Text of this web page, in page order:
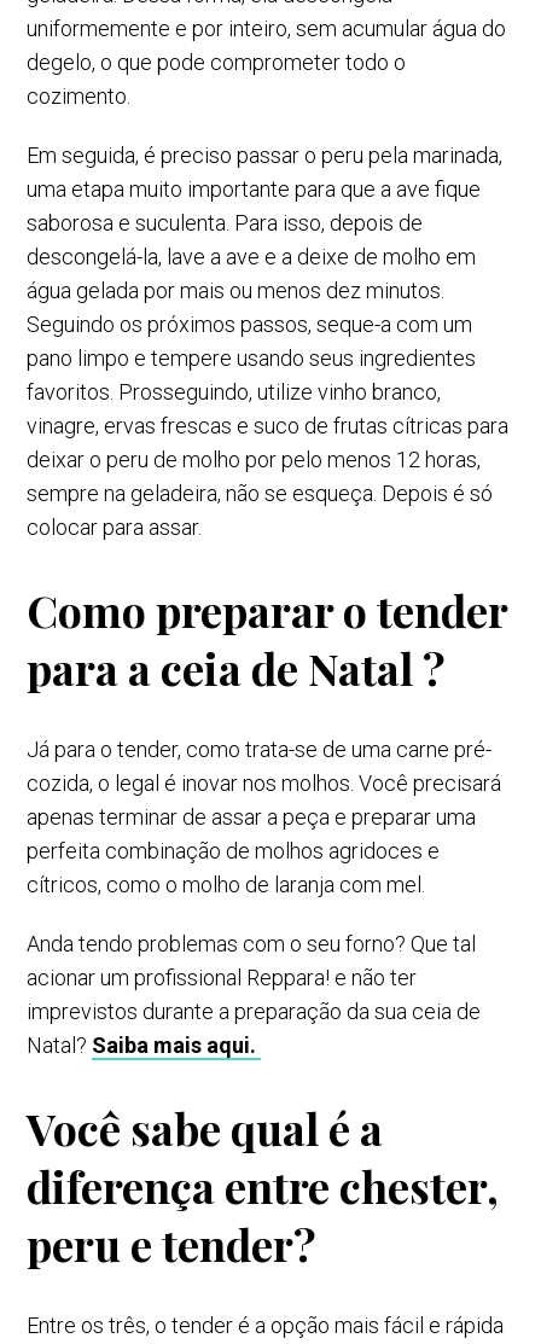
uniformemente e por inteiro, sem acumular água do
degelo, o que pode comprometer todo o
cozimento.
Em seguida, é preciso passar o peru pela marinada,
uma etapa muito importante para que a ave fique
saborosa e suculenta. Para isso, depois de
descongelá-la, lave a ave e a deixe de molho em
água gelada por mais ou menos dez minutos.
Seguindo os próximos passos, seque-a com um
pano limpo e tempere usando seus ingredientes
favoritos. Prosseguindo, utilize vinho branco,
vinagre, ervas frescas e suco de frutas cítricas para
deixar o peru de molho por pelo menos 12 horas,
sempre na geladeira, não se esqueça. Depois é só
colocar para assar.
Como preparar o tender
para a ceia de Natal ?
Já para o tender, como trata-se de uma carne pré-
cozida, o legal é inovar nos molhos. Você precisará
apenas terminar de assar a peça e preparar uma
perfeita combinação de molhos agridoces e
cítricos, como o molho de laranja com mel.
Anda tendo problemas com o seu forno? Que tal
acionar um profissional Reppara! e não ter
imprevistos durante a preparação da sua ceia de
Natal? Saiba mais aqui.
Você sabe qual é a
diferença entre chester,
peru e tender?
Entre os três, o tender é a opção mais fácil e rápida